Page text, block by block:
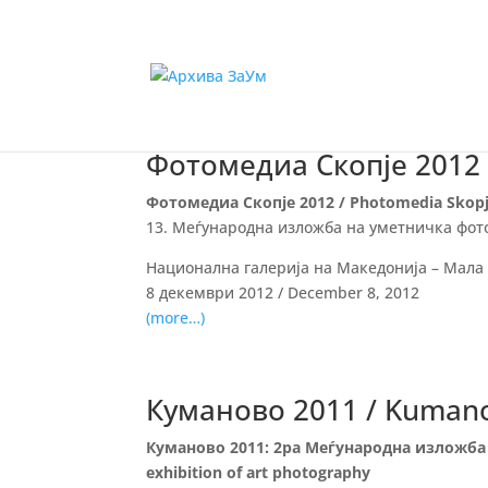
Фотомедиа Скопје
Фотомедиа Скопје 2012 / Photomedia
13. Меѓународна изложба на уметничка
Национална галерија на Македонија –
8 декември 2012 / December 8, 2012
(more…)
Куманово 2011 /
Куманово 2011: 2ра Меѓународна
exhibition of art photography